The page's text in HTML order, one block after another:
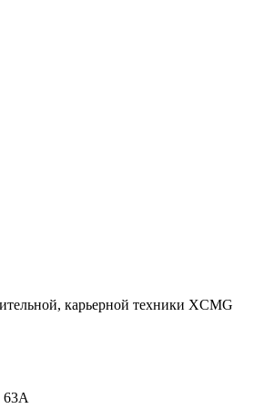
карьерной техники XCMG
63А